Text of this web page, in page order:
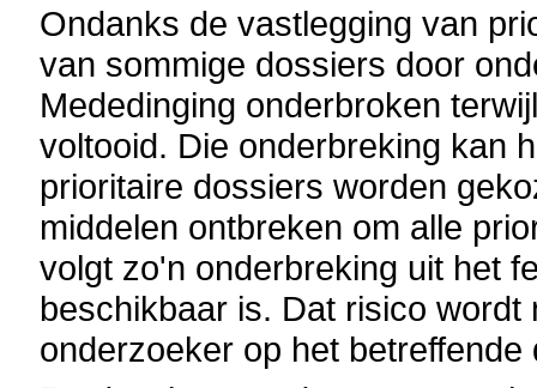
Ondanks de vastlegging van
van sommige dossiers door
Mededinging onderbroken
voltooid. Die onderbreking kan
prioritaire dossiers worden
middelen ontbreken om alle
volgt zo'n onderbreking uit het
beschikbaar is. Dat risico
onderzoeker op het